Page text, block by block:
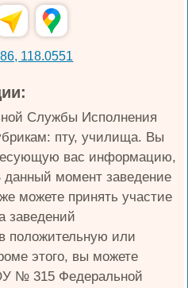
118.0551
Службы Исполнения
пту, училища. Вы
вас информацию,
данный момент заведение
можете принять участие
заведений
положительную или
этого, вы можете
№ 315 Федеральной